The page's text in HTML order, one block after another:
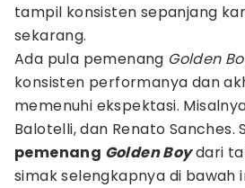
tampil konsisten sepanjang
sekarang.
Ada pula pemenang Golden
konsisten performanya dan
memenuhi ekspektasi.
Balotelli, dan Renato Sanches.
pemenang Golden Boydari
simak selengkapnya di bawah